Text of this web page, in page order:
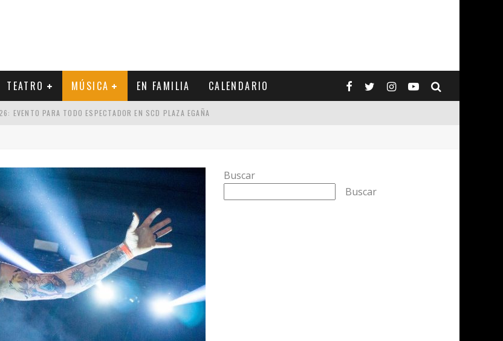
TEATRO MÚSICA EN FAMILIA CALENDARIO
EVENTO PARA TODO ESPECTADOR EN SCD PLAZA EGAÑA
DE SU PRÓXIMO CONCIERTO
Buscar
Buscar